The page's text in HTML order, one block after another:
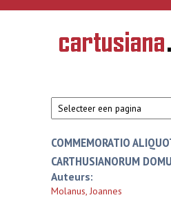
Overslaan en naar de inhoud gaan
Geschiedenis
van de
COMMEMORATIO
CARTHUSIANORUM
Auteurs:
Molanus, Joannes